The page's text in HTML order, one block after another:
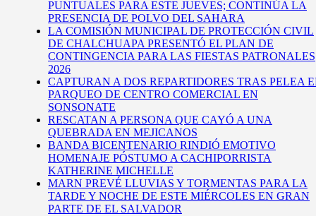
PUNTUALES PARA ESTE JUEVES; CONTINÚA LA
PRESENCIA DE POLVO DEL SAHARA
LA COMISIÓN MUNICIPAL DE PROTECCIÓN CIVIL
DE CHALCHUAPA PRESENTÓ EL PLAN DE
CONTINGENCIA PARA LAS FIESTAS PATRONALES
2026
CAPTURAN A DOS REPARTIDORES TRAS PELEA
PARQUEO DE CENTRO COMERCIAL EN
SONSONATE
RESCATAN A PERSONA QUE CAYÓ A UNA
QUEBRADA EN MEJICANOS
BANDA BICENTENARIO RINDIÓ EMOTIVO
HOMENAJE PÓSTUMO A CACHIPORRISTA
KATHERINE MICHELLE
MARN PREVÉ LLUVIAS Y TORMENTAS PARA LA
TARDE Y NOCHE DE ESTE MIÉRCOLES EN GRAN
PARTE DE EL SALVADOR